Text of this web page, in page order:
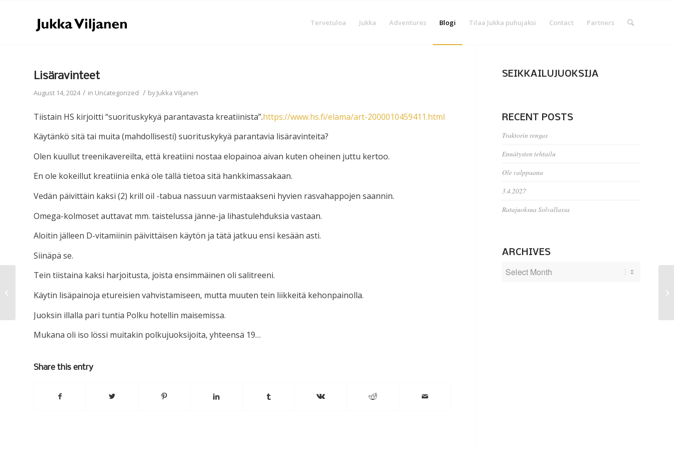
Tervetuloa Jukka Adventures Blogi Tilaa Jukka puhujaksi Contact Partners
Lisäravinteet
August 14, 2024 / in Uncategorized / byJukka Viljanen
Tiistain HS kirjoitti “suorituskykyä parantavasta kreatiinista”.https://www.hs.fi/elama/art-2000010459411.html
Käytänkö sitä tai muita (mahdollisesti) suorituskykyä parantavia lisäravinteita?
Olen kuullut treenikavereilta, että kreatiini nostaa elopainoa aivan kuten oheinen juttu kertoo.
En ole kokeillut kreatiinia enkä ole tällä tietoa sitä hankkimassakaan.
Vedän päivittäin kaksi (2) krill oil -tabua nassuun varmistaakseni hyvien rasvahappojen saannin.
Omega-kolmoset auttavat mm. taistelussa jänne-ja lihastulehduksia vastaan.
Aloitin jälleen D-vitamiinin päivittäisen käytön ja tätä jatkuu ensi kesään asti.
Siinäpä se.
Tein tiistaina kaksi harjoitusta, joista ensimmäinen oli salitreeni.
Käytin lisäpainoja etureisien vahvistamiseen, mutta muuten tein liikkeitä kehonpainolla.
Juoksin illalla pari tuntia Polku hotellin maisemissa.
Mukana oli iso lössi muitakin polkujuoksijoita, yhteensä 19…
Share this entry
SEIKKAILUJUOKSIJA
RECENT POSTS
Traktorin rengas
Ennätysten tehtailu
Ole valppaana
3.4.2027
Ratajuoksua Solvallassa
ARCHIVES
Tervetuloa yhteislenkille.